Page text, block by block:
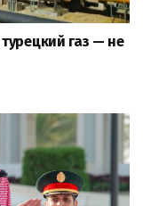
газ — не